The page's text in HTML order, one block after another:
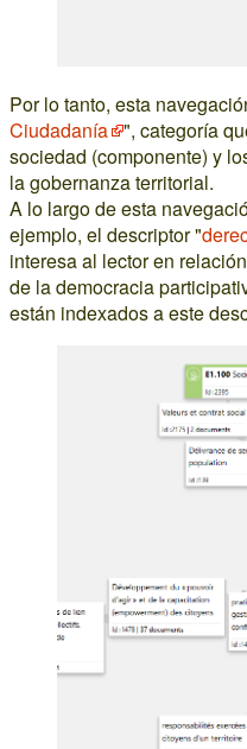
Por lo tanto, esta
Ciudadanía ", categoría
sociedad (componente) y
la gobernanza territorial.
A lo largo de esta
ejemplo, el descriptor "
interesa al lector en
de la democracia
están indexados a este